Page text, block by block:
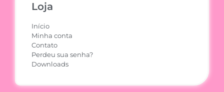
Loja
Início
Minha conta
Contato
Perdeu sua senha?
Downloads